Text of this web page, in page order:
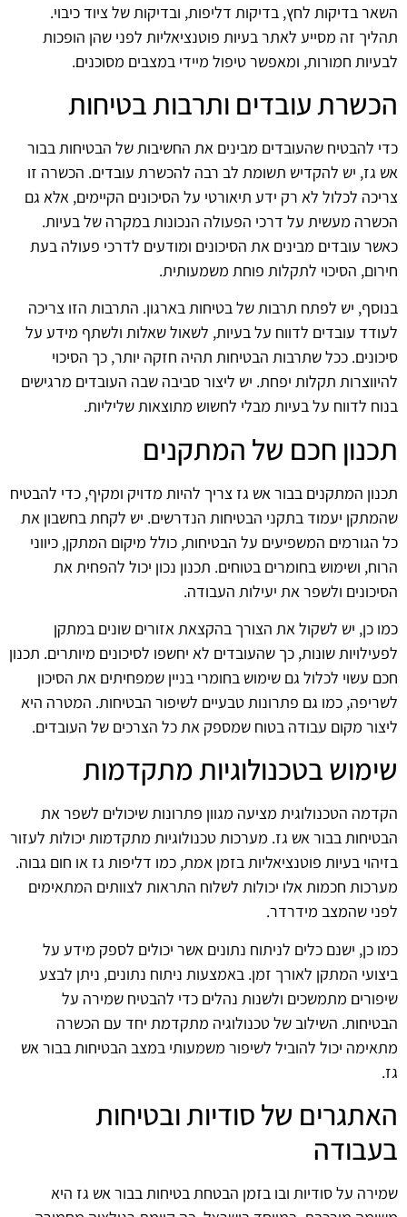
השאר בדיקות לחץ, בדיקות דליפות, ובדיקות של ציוד כיבוי.
תהליך זה מסייע לאתר בעיות פוטנציאליות לפני שהן הופכות
לבעיות חמורות, ומאפשר טיפול מיידי במצבים מסוכנים.
הכשרת עובדים ותרבות בטיחות
כדי להבטיח שהעובדים מבינים את החשיבות של הבטיחות בבור
אש גז, יש להקדיש תשומת לב רבה להכשרת עובדים. הכשרה זו
צריכה לכלול לא רק ידע תיאורטי על הסיכונים הקיימים, אלא גם
הכשרה מעשית על דרכי הפעולה הנכונות במקרה של בעיות.
כאשר עובדים מבינים את הסיכונים ומודעים לדרכי פעולה בעת
חירום, הסיכוי לתקלות פוחת משמעותית.
בנוסף, יש לפתח תרבות של בטיחות בארגון. התרבות הזו צריכה
לעודד עובדים לדווח על בעיות, לשאול שאלות ולשתף מידע על
סיכונים. ככל שתרבות הבטיחות תהיה חזקה יותר, כך הסיכוי
להיווצרות תקלות יפחת. יש ליצור סביבה שבה העובדים מרגישים
בנוח לדווח על בעיות מבלי לחשוש מתוצאות שליליות.
תכנון חכם של המתקנים
תכנון המתקנים בבור אש גז צריך להיות מדויק ומקיף, כדי להבטיח
שהמתקן יעמוד בתקני הבטיחות הנדרשים. יש לקחת בחשבון את
כל הגורמים המשפיעים על הבטיחות, כולל מיקום המתקן, כיווני
הרוח, ושימוש בחומרים בטוחים. תכנון נכון יכול להפחית את
הסיכונים ולשפר את יעילות העבודה.
כמו כן, יש לשקול את הצורך בהקצאת אזורים שונים במתקן
לפעילויות שונות, כך שהעובדים לא יחשפו לסיכונים מיותרים. תכנון
חכם עשוי לכלול גם שימוש בחומרי בניין שמפחיתים את הסיכון
לשריפה, כמו גם פתרונות טבעיים לשיפור הבטיחות. המטרה היא
ליצור מקום עבודה בטוח שמספק את כל הצרכים של העובדים.
שימוש בטכנולוגיות מתקדמות
הקדמה הטכנולוגית מציעה מגוון פתרונות שיכולים לשפר את
הבטיחות בבור אש גז. מערכות טכנולוגיות מתקדמות יכולות לעזור
בזיהוי בעיות פוטנציאליות בזמן אמת, כמו דליפות גז או חום גבוה.
מערכות חכמות אלו יכולות לשלוח התראות לצוותים המתאימים
לפני שהמצב מידרדר.
כמו כן, ישנם כלים לניתוח נתונים אשר יכולים לספק מידע על
ביצועי המתקן לאורך זמן. באמצעות ניתוח נתונים, ניתן לבצע
שיפורים מתמשכים ולשנות נהלים כדי להבטיח שמירה על
הבטיחות. השילוב של טכנולוגיה מתקדמת יחד עם הכשרה
מתאימה יכול להוביל לשיפור משמעותי במצב הבטיחות בבור אש
גז.
האתגרים של סודיות ובטיחות
בעבודה
שמירה על סודיות ובו בזמן הבטחת בטיחות בבור אש גז היא